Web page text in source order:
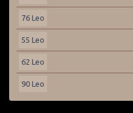
76 Leo
55 Leo
62 Leo
90 Leo